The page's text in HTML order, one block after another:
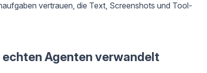
vertrauen, die Text, Screenshots und Tool-
echten Agenten verwandelt